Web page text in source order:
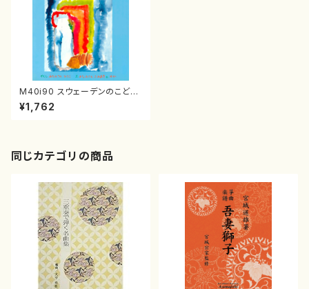
M40i90 スウェーデンのこども
のうた（歌、ピアノ/南沢博子/楽
譜）
¥1,762
同じカテゴリの商品